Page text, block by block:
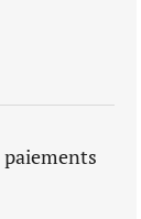
paiements